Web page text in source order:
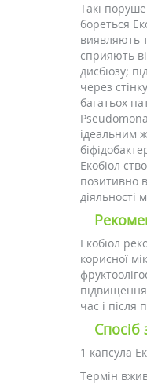
Такі
бореться
виявляють
сприяють
дисбіозу;
через
багатьох
ідеальним
Екобіол
позитивно
діяльності
Екобіол
корисної
підвищення
час і після
Спосіб
1 капсула
Термін